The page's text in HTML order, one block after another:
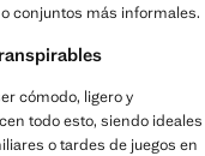
conjuntos más informales.
cómodo, ligero y
todo esto, siendo ideales
o tardes de juegos en